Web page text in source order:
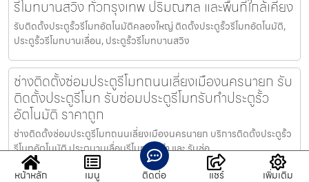
รีโมทบานสวิง ทั่วกรุงเทพ ปริมณฑล และพื้นที่ใกล้เคียง
รับติดตั้งประตูรั้วรีโมทอัตโนมัติคลองใหญ่ ติดตั้งประตูรั้วรีโมทอัตโนมัติ,
ประตูรั้วรีโมทบานเลื่อน, ประตูรั้วรีโมทบานสวิง
ช่างติดตั้งซ่อมประตูรีโมทถนนเลี่ยงเมืองนครนายก รับ
ติดตั้งประตูรีโมท รับซ่อมประตูรีโมทรับทำประตูรั้ว
อัตโนมัติ ราคาถูก
ช่างติดตั้งซ่อมประตูรีโมทถนนเลี่ยงเมืองนครนายก บริการติดตั้งประตูรั้ว
รีโมทอัตโนมัติ ประตูบานเลื่อนรีโมท รับทำ และ รับซ่อ
หน้าหลัก เมนู ติดต่อ แชร์ เพิ่มเติม